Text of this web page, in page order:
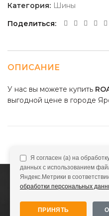
Категория: Шины
Поделиться
ОПИСАНИЕ
У нас вы можете купить
выгодной цене в городе
2011Все Колёса Интернет-
Сайт не является публичной
Я согласен (а) на
данных с использованием
Яндекс.Метрики в
обработки персональных
ПРИНЯТЬ